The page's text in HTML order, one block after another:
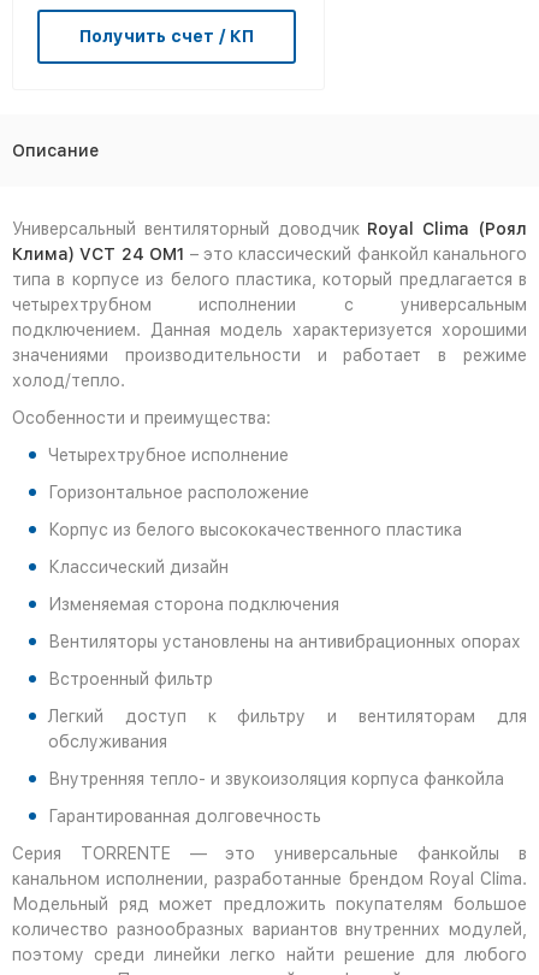
Получить счет / КП
Описание
Универсальный вентиляторный доводчик Royal Clima (Роял
Клима) VCT 24 OM1 – это классический фанкойл канального
типа в корпусе из белого пластика, который предлагается в
четырехтрубном исполнении с универсальным
подключением. Данная модель характеризуется хорошими
значениями производительности и работает в режиме
холод/тепло.
Особенности и преимущества:
Четырехтрубное исполнение
Горизонтальное расположение
Корпус из белого высококачественного пластика
Классический дизайн
Изменяемая сторона подключения
Вентиляторы установлены на антивибрационных опорах
Встроенный фильтр
Легкий доступ к фильтру и вентиляторам для
обслуживания
Внутренняя тепло- и звукоизоляция корпуса фанкойла
Гарантированная долговечность
Серия TORRENTE — это универсальные фанкойлы в
канальном исполнении, разработанные брендом Royal Clima.
Модельный ряд может предложить покупателям большое
количество разнообразных вариантов внутренних модулей,
поэтому среди линейки легко найти решение для любого